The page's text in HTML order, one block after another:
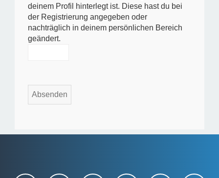
deinem Profil hinterlegt ist. Diese hast du bei
der Registrierung angegeben oder
nachträglich in deinem persönlichen Bereich
geändert.